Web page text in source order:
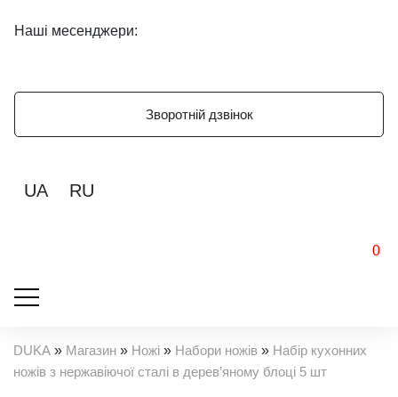
Наші месенджери:
Зворотній дзвінок
UA RU
0
DUKA » Магазин » Ножі » Набори ножів » Набір кухонних
ножів з нержавіючої сталі в дерев’яному блоці 5 шт